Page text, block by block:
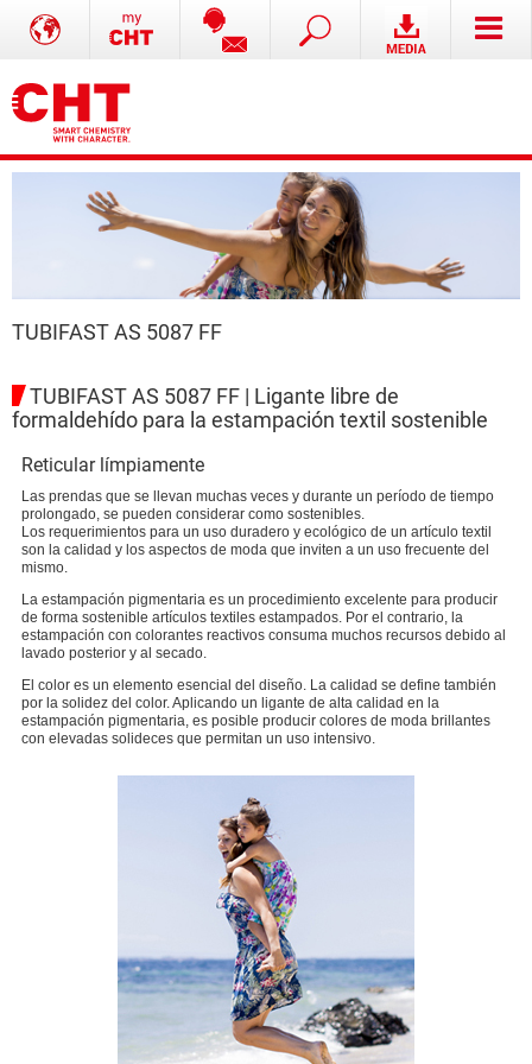
TUBIFAST AS 5087 FF
TUBIFAST AS 5087 FF | Ligante libre de
formaldehído para la estampación textil sostenible
Reticular límpiamente
Las prendas que se llevan muchas veces y durante un período de tiempo
prolongado, se pueden considerar como sostenibles.
Los requerimientos para un uso duradero y ecológico de un artículo textil
son la calidad y los aspectos de moda que inviten a un uso frecuente del
mismo.
La estampación pigmentaria es un procedimiento excelente para producir
de forma sostenible artículos textiles estampados. Por el contrario, la
estampación con colorantes reactivos consuma muchos recursos debido al
lavado posterior y al secado.
El color es un elemento esencial del diseño. La calidad se define también
por la solidez del color. Aplicando un ligante de alta calidad en la
estampación pigmentaria, es posible producir colores de moda brillantes
con elevadas solideces que permitan un uso intensivo.